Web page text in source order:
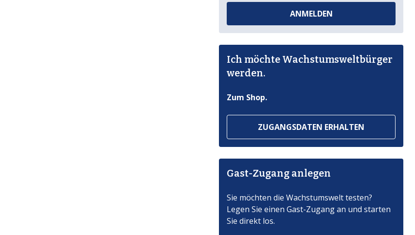
ANMELDEN
Ich möchte Wachstumsweltbürger
werden.
Zum Shop.
ZUGANGSDATEN ERHALTEN
Gast-Zugang anlegen
Sie möchten die Wachstumswelt testen?
Legen Sie einen Gast-Zugang an und starten
Sie direkt los.